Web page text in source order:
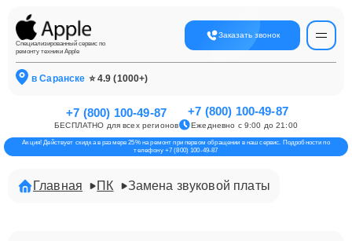
Специализированный сервис по
ремонту техники Apple
Заказать звонок
в Саранске ⭐ 4.9 (1000+)
+7 (800) 100-49-87
БЕСПЛАТНО для всех регионов
+7 (800) 100-49-87
Ежедневно с 9:00 до 21:00
Акция! Действует скидка в размере 25% на ремонт при первом обращении в наш сервис. Подробности по
телефону +7 (800) 100-49-87
Главная ПК Замена звуковой платы